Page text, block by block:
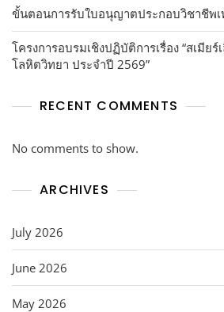
ขั้นตอนการรับใบอนุญาตประกอบวิชาชีพ
โครงการอบรมเชิงปฏิบัติการเรื่อง “สเมีย
โลหิตวิทยา ประจำปี 2569”
RECENT COMMENTS
No comments to show.
ARCHIVES
July 2026
June 2026
May 2026